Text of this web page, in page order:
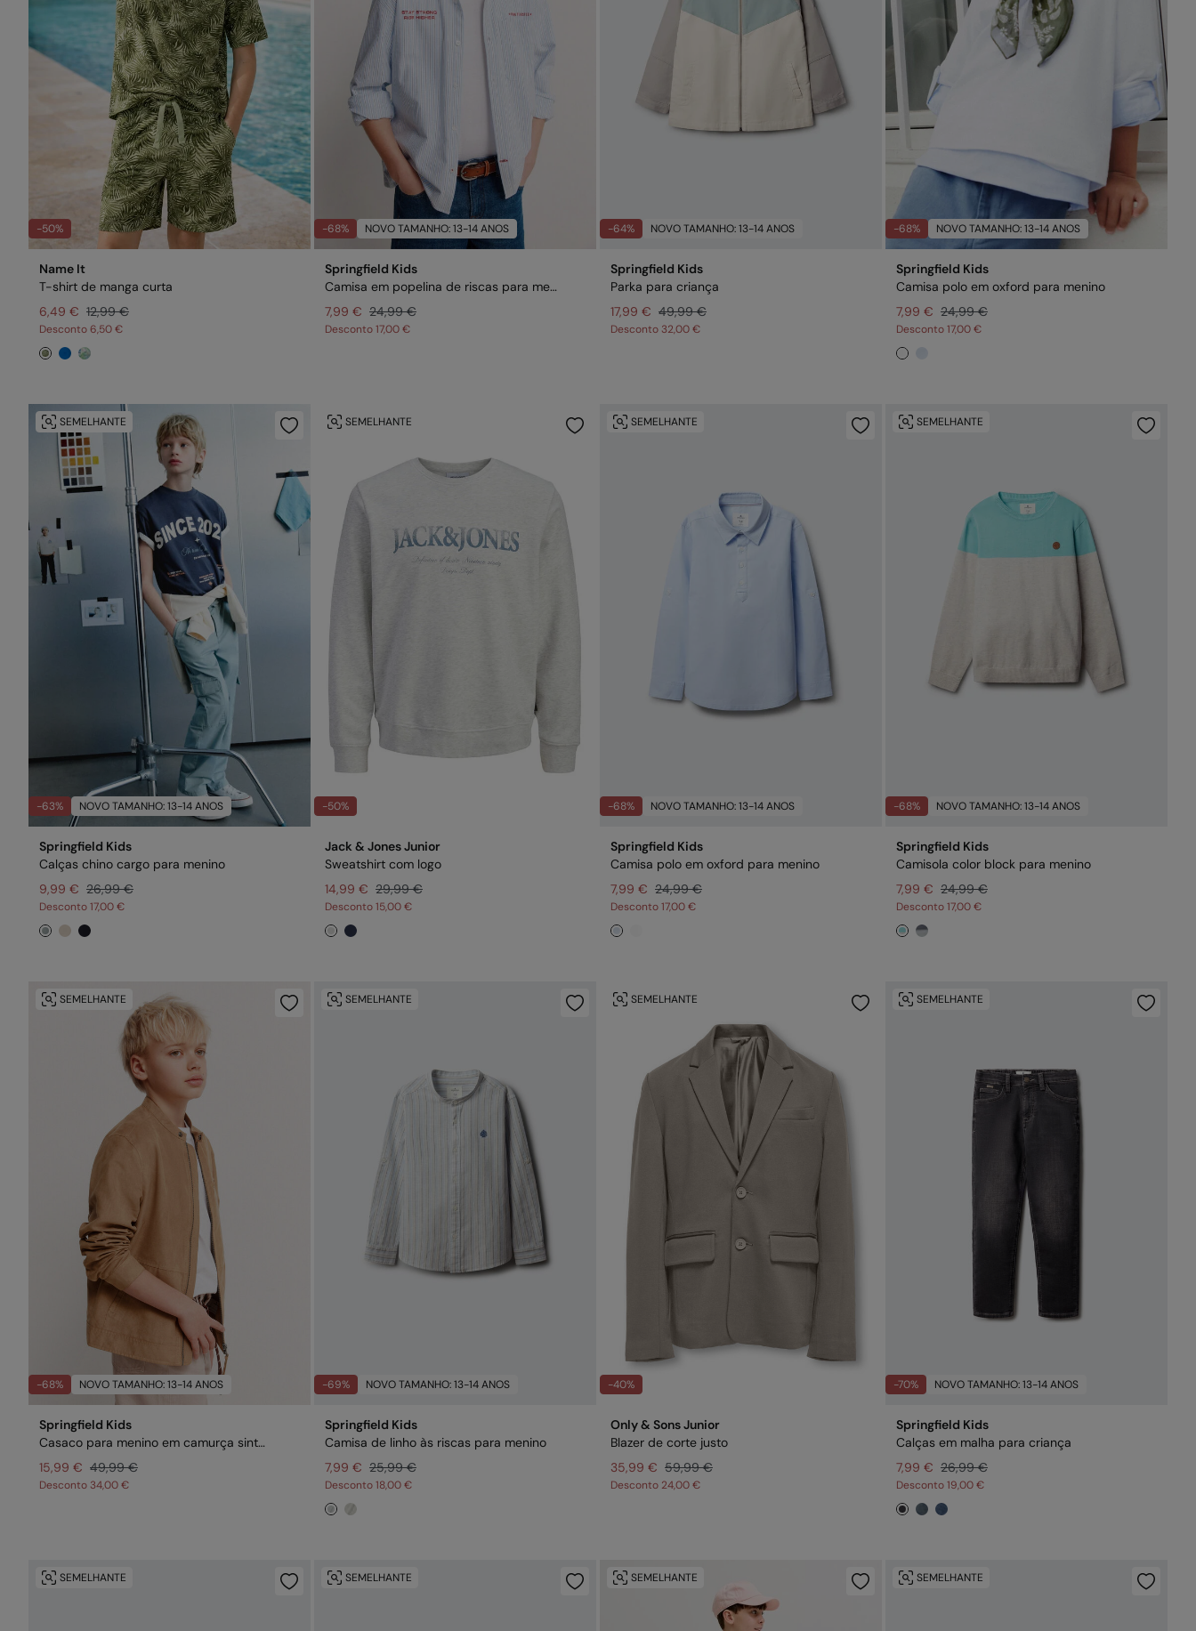
-50%
Name It
T-shirt de manga curta
6,49 € 12,99 €
Desconto6,50 €
-68% NOVO TAMANHO: 13-14 ANOS
Springfield Kids
Camisa em popelina de riscas para menino
7,99 € 24,99 €
Desconto17,00 €
-64% NOVO TAMANHO: 13-14 ANOS
Springfield Kids
Parka para criança
17,99 € 49,99 €
Desconto 32,00 €
-68% NOVO TAMANHO: 13-14 ANOS
Springfield Kids
Camisa polo em oxford para menino
7,99 € 24,99 €
Desconto17,00 €
-63% NOVO TAMANHO: 13-14 ANOS
SEMELHANTE
Springfield Kids
Calças chino cargo para menino
9,99 € 26,99 €
Desconto17,00 €
-50%
SEMELHANTE
Jack & Jones Junior
Sweatshirt com logo
14,99 € 29,99 €
Desconto15,00 €
-68% NOVO TAMANHO: 13-14 ANOS
SEMELHANTE
Springfield Kids
Camisa polo em oxford para menino
7,99 € 24,99 €
Desconto17,00 €
-68% NOVO TAMANHO: 13-14 ANOS
SEMELHANTE
Springfield Kids
Camisola color block para menino
7,99 € 24,99 €
Desconto17,00 €
-68% NOVO TAMANHO: 13-14 ANOS
SEMELHANTE
Springfield Kids
Casaco para menino em camurça sintética
15,99 € 49,99 €
Desconto 34,00 €
-69% NOVO TAMANHO: 13-14 ANOS
SEMELHANTE
Springfield Kids
Camisa de linho às riscas para menino
7,99 € 25,99 €
Desconto18,00 €
-40%
SEMELHANTE
Only & Sons Junior
Blazer de corte justo
35,99 € 59,99 €
Desconto 24,00 €
-70% NOVO TAMANHO: 13-14 ANOS
SEMELHANTE
Springfield Kids
Calças em malha para criança
7,99 € 26,99 €
Desconto19,00 €
SEMELHANTE SEMELHANTE SEMELHANTE SEMELHANTE